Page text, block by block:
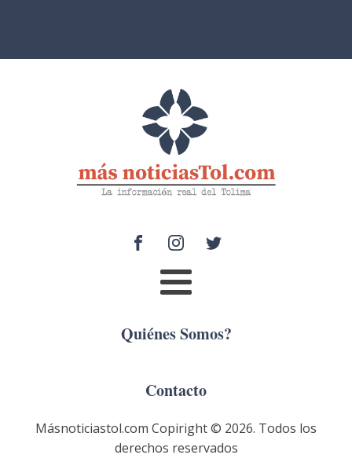
Quiénes Somos?
Contacto
Másnoticiastol.com Copiright © 2026. Todos los
derechos reservados